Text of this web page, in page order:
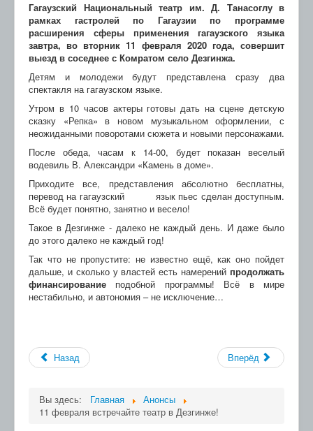
Гагаузский Национальный театр им. Д. Танасоглу в
рамках гастролей по Гагаузии по программе
расширения сферы применения гагаузского языка
завтра, во вторник 11 февраля 2020 года, совершит
выезд в соседнее с Комратом село Дезгинжа.
Детям и молодежи будут представлена сразу два
спектакля на гагаузском языке.
Утром в 10 часов актеры готовы дать на сцене детскую
сказку «Репка» в новом музыкальном оформлении, с
неожиданными поворотами сюжета и новыми персонажами.
После обеда, часам к 14-00, будет показан веселый
водевиль В. Александри «Камень в доме».
Приходите все, представления абсолютно бесплатны,
перевод на гагаузский язык пьес сделан доступным.
Всё будет понятно, занятно и весело!
Такое в Дезгинже - далеко не каждый день. И даже было
до этого далеко не каждый год!
Так что не пропустите: не известно ещё, как оно пойдет
дальше, и сколько у властей есть намерений продолжать
финансирование подобной программы! Всё в мире
нестабильно, и автономия – не исключение…
Назад Вперёд
Вы здесь: Главная
Анонсы
11 февраля встречайте театр в Дезгинже!